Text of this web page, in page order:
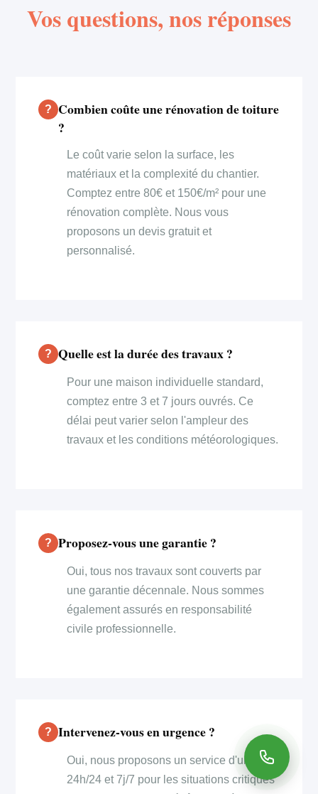
Vos questions, nos réponses
Combien coûte une rénovation de toiture
?
Le coût varie selon la surface, les
matériaux et la complexité du chantier.
Comptez entre 80€ et 150€/m² pour une
rénovation complète. Nous vous
proposons un devis gratuit et
personnalisé.
Quelle est la durée des travaux ?
Pour une maison individuelle standard,
comptez entre 3 et 7 jours ouvrés. Ce
délai peut varier selon l'ampleur des
travaux et les conditions météorologiques.
Proposez-vous une garantie ?
Oui, tous nos travaux sont couverts par
une garantie décennale. Nous sommes
également assurés en responsabilité
civile professionnelle.
Intervenez-vous en urgence ?
Oui, nous proposons un service d'urgence
24h/24 et 7j/7 pour les situations critiques